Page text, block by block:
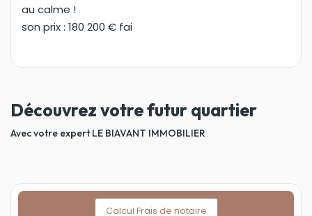
au calme !
son prix : 180 200 € fai
Découvrez votre futur quartier
Avec votre expert LE BIAVANT IMMOBILIER
Calcul Frais de notaire